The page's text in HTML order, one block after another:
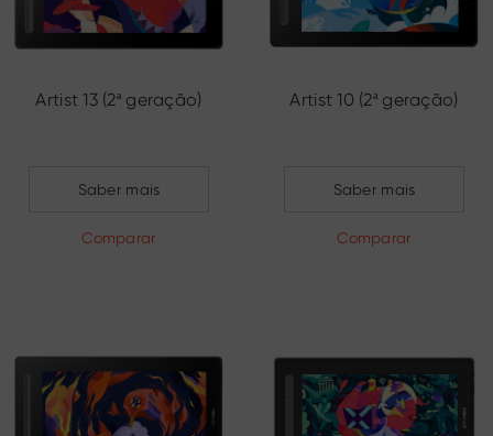
Artist 13 (2ª geração)
Saber mais
Comparar
Artist 10 (2ª geração)
Saber mais
Comparar